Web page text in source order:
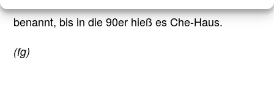
benannt, bis in die 90er hieß es Che-Haus.
(fg)